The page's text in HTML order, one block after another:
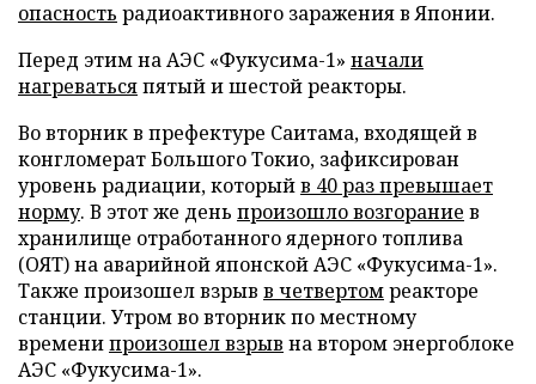
опасность радиоактивного заражения в Японии.
Перед этим на АЭС «Фукусима-1» начали
нагреватьсяпятый и шестой реакторы.
Во вторник в префектуре Саитама, входящей в
конгломерат Большого Токио, зафиксирован
уровень радиации, которыйв 40 раз превышает
норму. В этот же день произошло возгорание в
хранилище отработанного ядерного топлива
(ОЯТ) на аварийной японской АЭС «Фукусима-1».
Также произошел взрыв в четвертомреакторе
станции. Утром во вторник по местному
временипроизошел взрыв на втором энергоблоке
АЭС «Фукусима-1».